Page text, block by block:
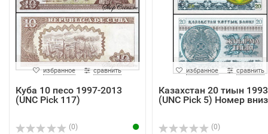
избранное сравнить
Куба 10 песо 1997-2013
(UNC Pick 117)
(0)
избранное сравнить
Казахстан 20 тиын 1993
(UNC Pick 5) Номер
(0)